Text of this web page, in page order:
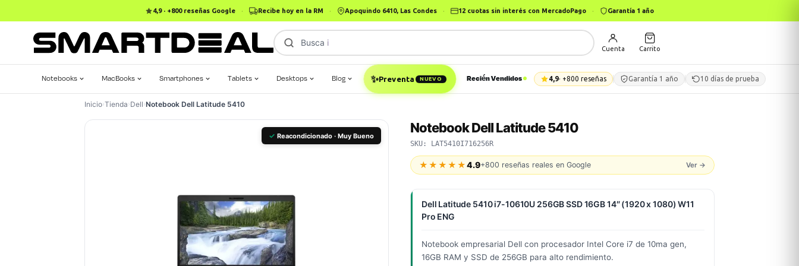
4,9 · +800 reseñas Google · Recibe hoy en la RM · Apoquindo 6410, Las Condes · 12 cuotas sin interés con MercadoPago · Garantía 1 año
Busca iPhone 16
Cuenta Carrito
Notebooks MacBooks Smartphones Tablets Desktops Blog ✨Preventa NUEVO Recién Vendidos 4,9· +800 reseñas Garantía 1 año 10 días de prueba
Inicio›Tienda›Dell›Notebook Dell Latitude 5410
✓ Reacondicionado · Muy Bueno
Notebook Dell Latitude 5410
SKU: LAT5410I716256R
★★★★★4.9+800 reseñas reales en Google Ver →
Dell Latitude 5410 i7-10610U 256GB SSD 16GB 14″ (1920 x 1080) W11
Pro ENG
Notebook empresarial Dell con procesador Intel Core i7 de 10ma gen,
16GB RAM y SSD de 256GB para alto rendimiento.